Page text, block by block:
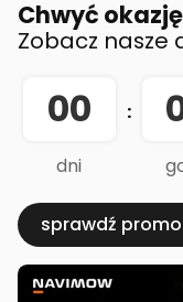
Chwyć
Zobacz
00
dni
:
sprawdź